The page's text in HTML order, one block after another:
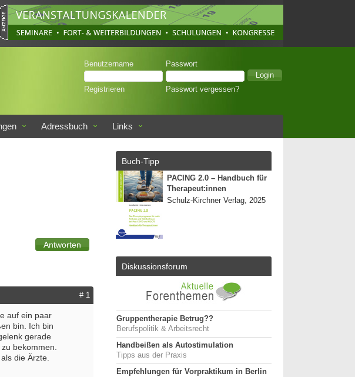
Benutzername Passwort
Registrieren Passwort vergessen?
Adressbuch Links
# 1
auf ein paar
bin. Ich bin
gerade
bekommen.
die Ärzte.
Buch-Tipp
PACING 2.0 – Handbuch für
Therapeut:innen
Schulz-Kirchner Verlag, 2025
Diskussionsforum
Gruppentherapie Betrug??
Berufspolitik & Arbeitsrecht
Handbeißen als Autostimulation
Tipps aus der Praxis
Empfehlungen für Vorpraktikum in Berlin